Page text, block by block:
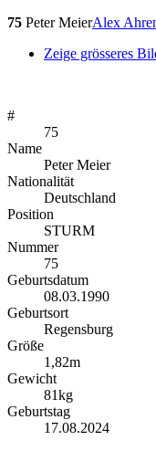
75 Peter MeierAlex
Zeige grösseres
#
75
Name
Peter Meier
Nationalität
Deutschland
Position
STURM
Nummer
75
Geburtsdatum
08.03.1990
Geburtsort
Regensburg
Größe
1,82m
Gewicht
81kg
Geburtstag
17.08.2024